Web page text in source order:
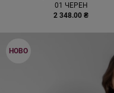
01 ЧЕРЕН
2 348.00 ₴
НОВО